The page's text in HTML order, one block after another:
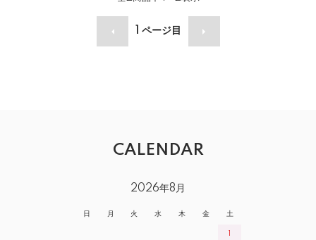
ページ目
CALENDAR
2026年8月
日 月 火 水 木 金 土
1